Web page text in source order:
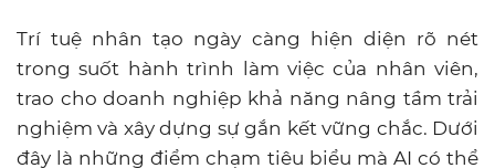
Trí tuệ nhân tạo ngày càng hiện diện rõ nét
trong suốt hành trình làm việc của nhân viên,
trao cho doanh nghiệp khả năng nâng tầm trải
nghiệm và xây dựng sự gắn kết vững chắc. Dưới
đây là những điểm chạm tiêu biểu mà AI có thể